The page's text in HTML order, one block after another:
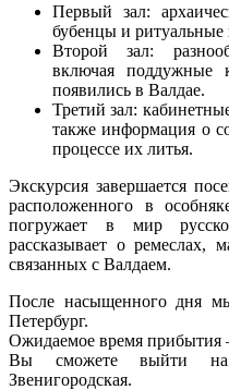
Первый зал:
бубенцы и ритуальные
Второй зал:
включая поддужные
появились в Валдае.
Третий зал:
также информация о
процессе их литья.
Экскурсия завершается
расположенного в
погружает в мир
рассказывает о ремеслах,
связанных с Валдаем.
После насыщенного дня
Петербург.
Ожидаемое время прибытия
Вы сможете выйти
Звенигородская.